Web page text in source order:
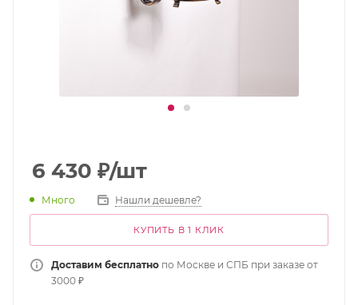
6 430 ₽/шт
Много Нашли дешевле?
КУПИТЬ В 1 КЛИК
Доставим бесплатно по Москве и СПБ при заказе от
3000 ₽